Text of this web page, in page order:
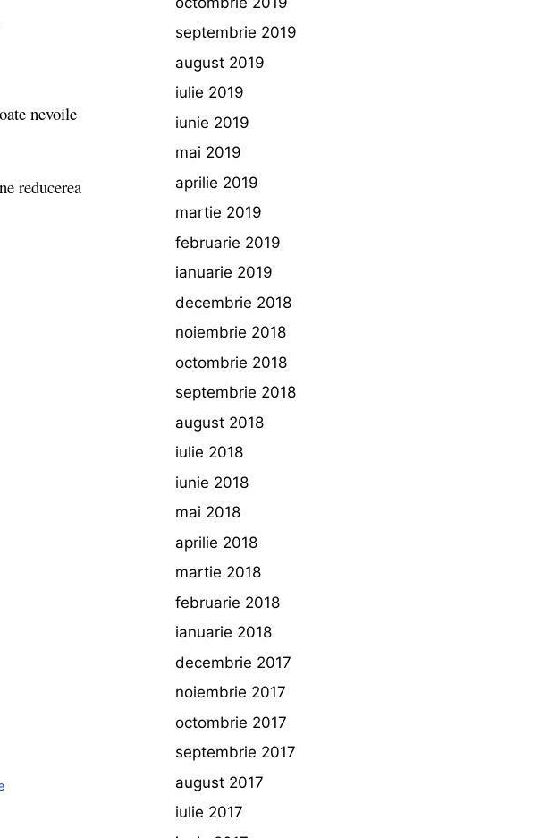
nevoile
reducerea
septembrie 2019
august 2019
iulie 2019
iunie 2019
mai 2019
aprilie 2019
martie 2019
februarie 2019
ianuarie 2019
decembrie 2018
noiembrie 2018
octombrie 2018
septembrie 2018
august 2018
iulie 2018
iunie 2018
mai 2018
aprilie 2018
martie 2018
februarie 2018
ianuarie 2018
decembrie 2017
noiembrie 2017
octombrie 2017
septembrie 2017
august 2017
iulie 2017